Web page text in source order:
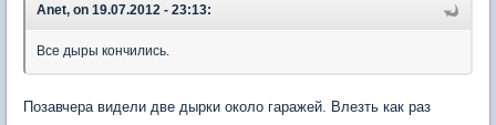
Anet, on 19.07.2012 - 23:13:
Все дыры кончились.
Позавчера видели две дырки около гаражей. Влезть как раз